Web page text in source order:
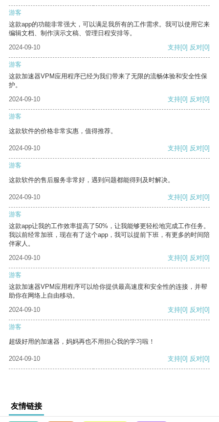
游客
这款app的功能非常强大，可以满足我所有的工作需求。我可以使用它来
编辑文档、制作演示文稿、管理日程安排等。
2024-09-10
支持[0] 反对[0]
游客
这款加速器VPM应用程序已经为我们带来了无限的流畅体验和安全性保
护。
2024-09-10
支持[0] 反对[0]
游客
这款软件的价格非常实惠，值得推荐。
2024-09-10 支持[0] 反对[0]
游客
这款软件的售后服务非常好，遇到问题都能得到及时解决。
2024-09-10 支持[0] 反对[0]
游客
这款app让我的工作效率提高了50%，让我能够更轻松地完成工作任务。
我以前经常加班，现在有了这个app，我可以提前下班，有更多的时间陪
伴家人。
2024-09-10
支持[0] 反对[0]
游客
这款加速器VPM应用程序可以给你提供最高速度和安全性的连接，并帮
助你在网络上自由移动。
2024-09-10
支持[0] 反对[0]
游客
超级好用的加速器，妈妈再也不用担心我的学习啦！
2024-09-10 支持[0] 反对[0]
友情链接